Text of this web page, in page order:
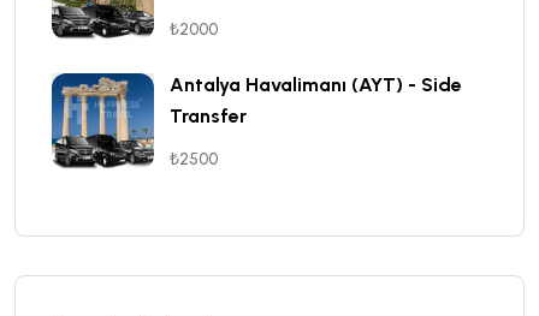
₺2000
Antalya Havalimanı (AYT) - Side
Transfer
₺2500